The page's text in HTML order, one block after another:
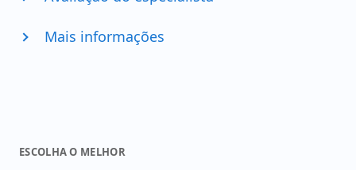
Mais informações
ESCOLHA O MELHOR